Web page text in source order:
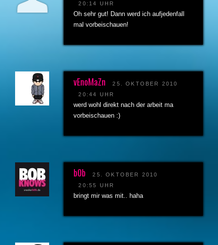
20:14 UHR
Oh sehr gut! Dann werd ich aufjedenfall
mal vorbeischauen!
vEnoMaZn
25. OKTOBER 2010
20:44 UHR
werd wohl direkt nach der arbeit ma
vorbeischauen :)
b0b
25. OKTOBER 2010
20:55 UHR
bringt mir was mit.. haha